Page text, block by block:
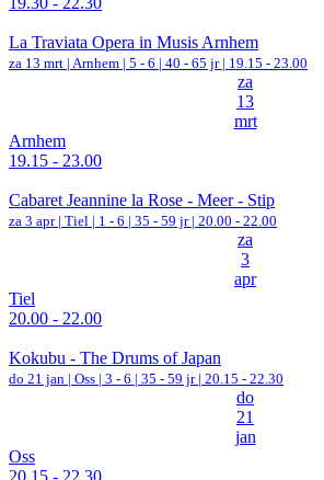
La Traviata Opera in Musis Arnhem
za 13 mrt | Arnhem | 5 - 6 | 40 - 65 jr | 19.15 - 23.00
za
13
mrt
Arnhem
19.15 - 23.00
Cabaret Jeannine la Rose - Meer - Stip
za 3 apr | Tiel | 1 - 6 | 35 - 59 jr | 20.00 - 22.00
za
3
apr
Tiel
20.00 - 22.00
Kokubu - The Drums of Japan
do 21 jan | Oss | 3 - 6 | 35 - 59 jr | 20.15 - 22.30
do
21
jan
Oss